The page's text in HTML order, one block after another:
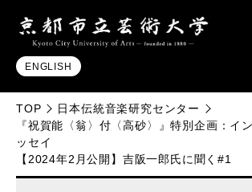
ENGLISH
TOP
日本伝統音楽研究センター
『祝賀能〈翁〉付〈高砂〉』特別企画：イ
ッセイ
【2024年2月公開】吉阪一郎氏に聞く#1